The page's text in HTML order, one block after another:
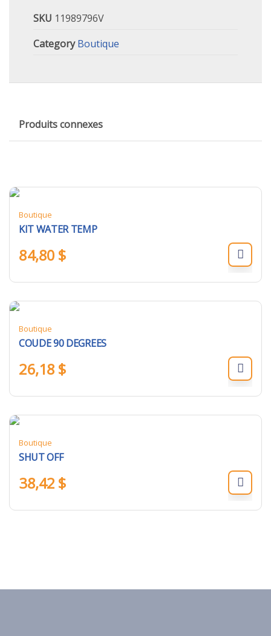
SKU 11989796V
Category Boutique
Produits connexes
Boutique
KIT WATER TEMP
84,80 $
Boutique
COUDE 90 DEGREES
26,18 $
Boutique
SHUT OFF
38,42 $